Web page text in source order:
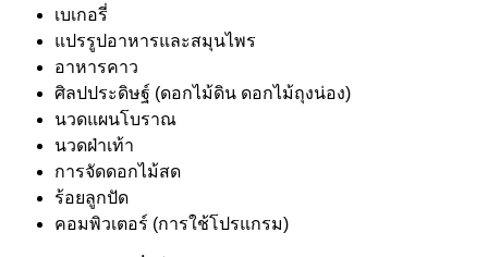
เบเกอรี่
แปรรูปอาหารและสมุนไพร
อาหารคาว
ศิลปประดิษฐ์ (ดอกไม้ดิน ดอกไม้ถุงน่อง)
นวดแผนโบราณ
นวดฝ่าเท้า
การจัดดอกไม้สด
ร้อยลูกปัด
คอมพิวเตอร์ (การใช้โปรแกรม)